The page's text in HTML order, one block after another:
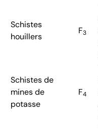
Schistes
houillers
F3
Schistes de
mines de
potasse
F4